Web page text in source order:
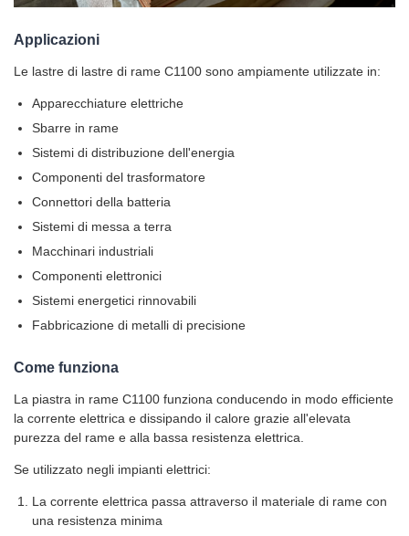
Applicazioni
Le lastre di lastre di rame C1100 sono ampiamente utilizzate in:
Apparecchiature elettriche
Sbarre in rame
Sistemi di distribuzione dell'energia
Componenti del trasformatore
Connettori della batteria
Sistemi di messa a terra
Macchinari industriali
Componenti elettronici
Sistemi energetici rinnovabili
Fabbricazione di metalli di precisione
Come funziona
La piastra in rame C1100 funziona conducendo in modo efficiente
la corrente elettrica e dissipando il calore grazie all'elevata
purezza del rame e alla bassa resistenza elettrica.
Se utilizzato negli impianti elettrici:
La corrente elettrica passa attraverso il materiale di rame con
una resistenza minima